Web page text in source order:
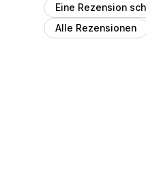
Eine Rezension
Alle Rezensionen